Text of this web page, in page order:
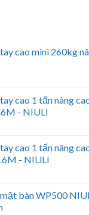
cao mini 260kg
cao 1 tấn nâng
- NIULI
cao 1 tấn nâng
- NIULI
bàn WP500